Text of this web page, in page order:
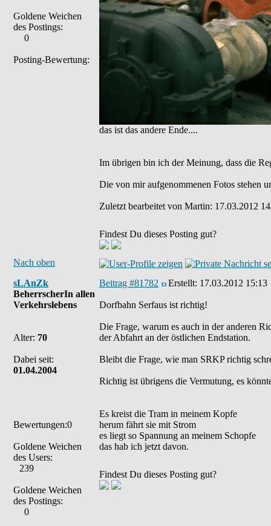
Goldene Weichen
des Postings:
0
Posting-Bewertung:
das ist das andere Ende....
Im übrigen bin ich der Meinung, dass die
Die von mir aufgenommenen Fotos stehen
Zuletzt bearbeitet von Martin: 17.03.2012
Findest Du dieses Posting gut?
Nach oben
sLAnZk
BeherrscherIn allen
Verkehrslebens
Alter: 70
Dabei seit:
01.04.2004
Bewertungen:0
Goldene Weichen
des Users:
239
Goldene Weichen
des Postings:
0
Beitrag #81782 Erstellt: 17.03.2012 15:13
Dorfbahn Serfaus ist richtig!
Die Frage, warum es auch in der anderen
der Abfahrt an der östlichen Endstation.
Bleibt die Frage, wie man SRKP richtig
Richtig ist übrigens die Vermutung, es
Es kreist die Tram in meinem Kopfe
herum fährt sie mit Strom
es liegt so Spannung an meinem Schopfe
das hab ich jetzt davon.
Findest Du dieses Posting gut?